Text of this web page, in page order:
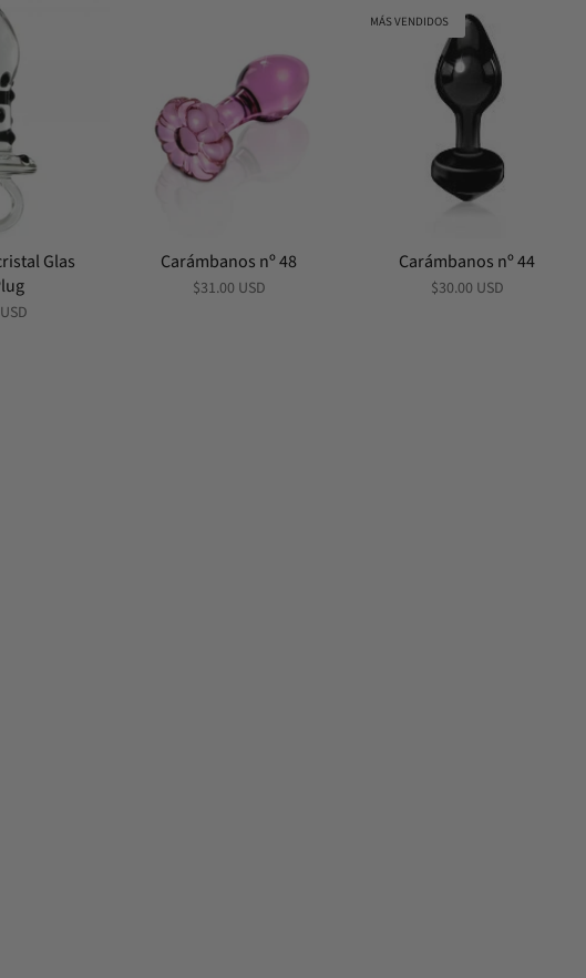
Glas
Carámbanos nº 48
$31.00 USD
MÁS VENDIDOS
Carámbanos nº 44
$30.00 USD